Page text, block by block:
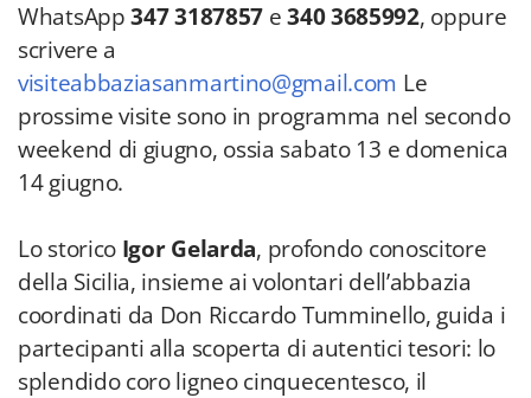
WhatsApp347 3187857 e340 3685992, oppure
scrivere a
visiteabbaziasanmartino@gmail.com Le
prossime visite sono in programma nel secondo
weekend di giugno, ossia sabato 13 e domenica
14 giugno.
Lo storico Igor Gelarda, profondo conoscitore
della Sicilia, insieme ai volontari dell’abbazia
coordinati da Don Riccardo Tumminello, guida i
partecipanti alla scoperta di autentici tesori: lo
splendido coro ligneo cinquecentesco, il